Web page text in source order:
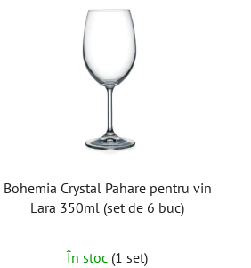
Bohemia Crystal Pahare pentru vin
Lara 350ml (set de 6 buc)
În stoc (1 set)